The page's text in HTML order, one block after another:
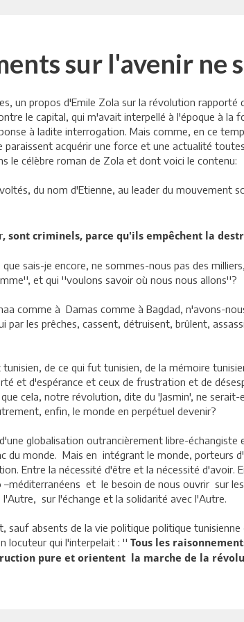
sur l'avenir ne
un propos d'Emile Zola sur la révolution
le capital, qui m'avait interpellé à l'époque à la
à ladite interrogation. Mais comme, en ce
acquérir une force et une actualité
le célèbre roman de Zola et dont voici le contenu:
du nom d'Etienne, au leader du mouvement
, sont criminels, parce qu'ils empêchent la
sais-je encore, ne sommes-nous pas des
et qui ''voulons savoir où nous nous allons''?
comme à Damas comme à Bagdad, n'avons-
par les prêches, cassent, détruisent, brûlent,
de ce qui fut tunisien, de la mémoire
et d'espérance et ceux de frustration et de
cela, notre révolution, dite du 'Jasmin', ne
enfin, le monde en perpétuel devenir?
globalisation outrancièrement libre-
du monde. Mais en intégrant le monde, porteurs
Entre la nécessité d'être et la nécessité
et le besoin de nous ouvrir sur
l'Autre, sur l'échange et la solidarité avec l'Autre.
sauf absents de la vie politique politique
locuteur qui l'interpelait : '' Tous les
pure et orientent la marche de la